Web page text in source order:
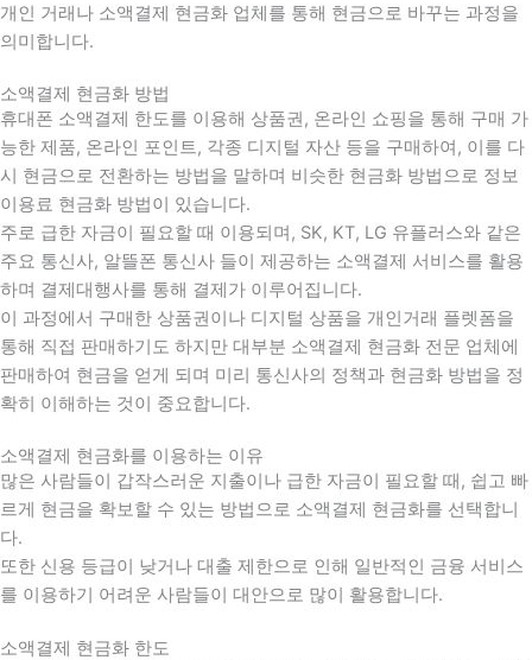
개인 거래나 소액결제 현금화 업체를 통해 현금으로 바꾸는 과정을
의미합니다.
소액결제 현금화 방법
휴대폰 소액결제 한도를 이용해 상품권, 온라인 쇼핑을 통해 구매 가
능한 제품, 온라인 포인트, 각종 디지털 자산 등을 구매하여, 이를 다
시 현금으로 전환하는 방법을 말하며 비슷한 현금화 방법으로 정보
이용료 현금화 방법이 있습니다.
주로 급한 자금이 필요할 때 이용되며, SK, KT, LG 유플러스와 같은
주요 통신사, 알뜰폰 통신사 들이 제공하는 소액결제 서비스를 활용
하며 결제대행사를 통해 결제가 이루어집니다.
이 과정에서 구매한 상품권이나 디지털 상품을 개인거래 플렛폼을
통해 직접 판매하기도 하지만 대부분 소액결제 현금화 전문 업체에
판매하여 현금을 얻게 되며 미리 통신사의 정책과 현금화 방법을 정
확히 이해하는 것이 중요합니다.
소액결제 현금화를 이용하는 이유
많은 사람들이 갑작스러운 지출이나 급한 자금이 필요할 때 , 쉽고 빠
르게 현금을 확보할 수 있는 방법으로 소액결제 현금화를 선택합니
다.
또한 신용 등급이 낮거나 대출 제한으로 인해 일반적인 금융 서비스
를 이용하기 어려운 사람들이 대안으로 많이 활용합니다.
소액결제 현금화 한도